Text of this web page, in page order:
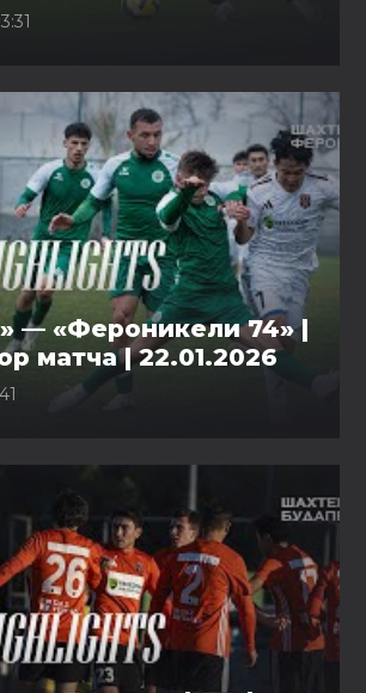
— «Фероникели 74» |
матча | 22.01.2026